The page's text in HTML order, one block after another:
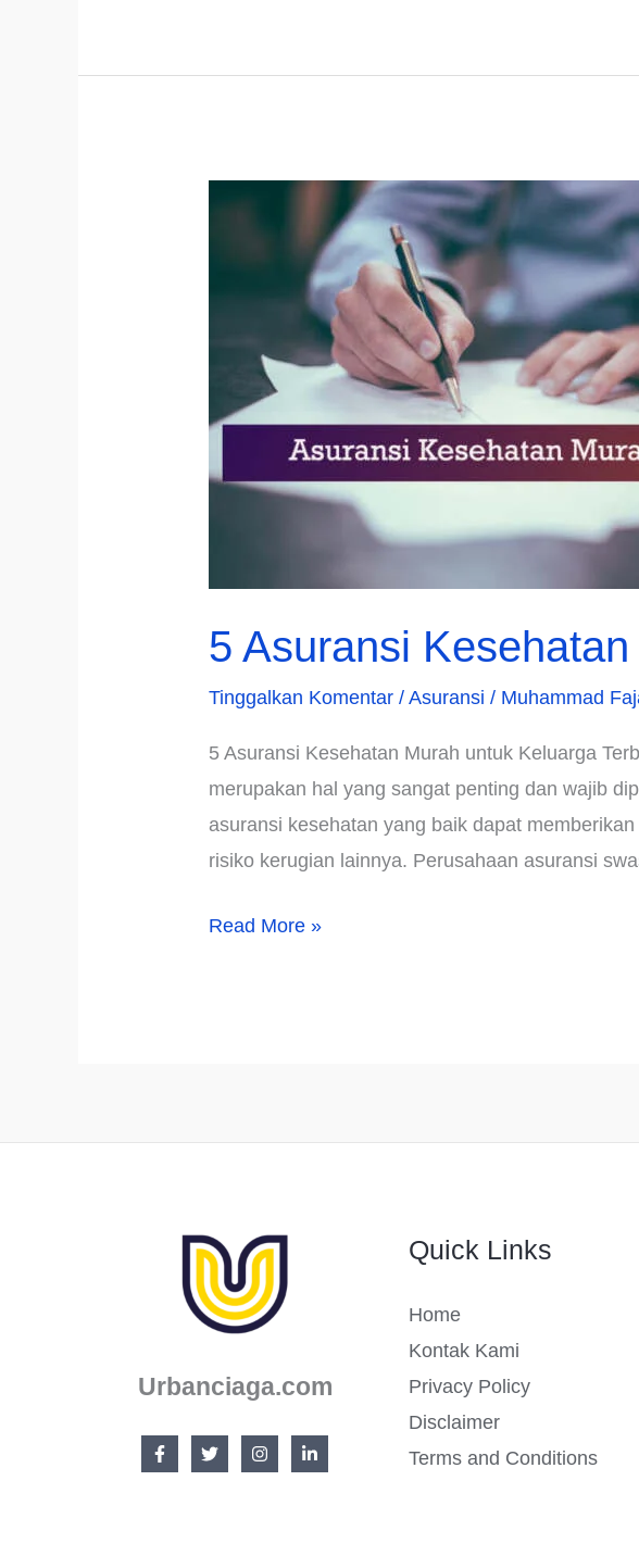
yang
Asuransi
5 Asuransi
Tinggalkan Komentar /Asuransi / Muhammad
5 Asuransi Kesehatan Murah untuk Keluarga
merupakan hal yang sangat penting dan wajib
asuransi kesehatan yang baik dapat
risiko kerugian lainnya. Perusahaan asuransi
5
Terbaik
Read More »
Urbanciaga.com
Quick Links
Home
Kontak Kami
Privacy Policy
Disclaimer
Terms and Conditions